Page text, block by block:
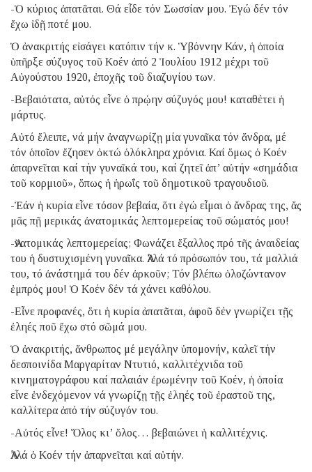
-Ὁ κύριος ἀπατᾶται. Θά εἶδε τόν Σωσσίαν μου. Ἐγώ δέν τόν
ἔχω ἰδῇ ποτέ μου.
Ὁ ἀνακριτής εἰσάγει κατόπιν τήν κ. Ὑβόννην Κάν, ἡ ὁποία
ὑπῆρξε σύζυγος τοῦ Κοέν ἀπό 2 Ἰουλίου 1912 μέχρι τοῦ
Αὐγούστου 1920, ἐποχῆς τοῦ διαζυγίου των.
-Βεβαιότατα, αὐτός εἶνε ὁ πρῴην σύζυγός μου! καταθέτει ἡ
μάρτυς.
Αὐτό ἔλειπε, νά μήν ἀναγνωρίζῃ μία γυναῖκα τόν ἄνδρα, μέ
τόν ὁποῖον ἔζησεν ὀκτώ ὁλόκληρα χρόνια. Καί ὅμως ὁ Κοέν
ἀπαρνεῖται καί τήν γυναῖκά του, καί ζητεῖ ἀπ’ αὐτήν «σημάδια
τοῦ κορμιοῦ», ὅπως ἡ ἡρωΐς τοῦ δημοτικοῦ τραγουδιοῦ.
-Ἐάν ἡ κυρία εἶνε τόσον βεβαία, ὅτι ἐγώ εἶμαι ὁ ἄνδρας της, ἄς
μᾶς πῇ μερικάς ἀνατομικάς λεπτομερείας τοῦ σώματός μου!
-Ἀνατομικάς λεπτομερείας; Φωνάζει ἔξαλλος πρό τῆς ἀναιδείας
του ἡ δυστυχισμένη γυναῖκα. Ἀλλά τό πρόσωπόν του, τά μαλλιά
του, τό ἀνάστημά του δέν ἀρκοῦν; Τόν βλέπω ὁλοζώντανον
ἐμπρός μου! Ὁ Κοέν δέν τά χάνει καθόλου.
-Εἶνε προφανές, ὅτι ἡ κυρία ἀπατᾶται, ἀφοῦ δέν γνωρίζει τῇς
ἐληές ποῦ ἔχω στό σῶμά μου.
Ὁ ἀνακριτής, ἄνθρωπος μέ μεγάλην ὑπομονήν, καλεῖ τήν
δεσποινίδα Μαργαρίταν Ντυτιό, καλλιτέχνιδα τοῦ
κινηματογράφου καί παλαιάν ἐρωμένην τοῦ Κοέν, ἡ ὁποία
εἶνε ἐνδεχόμενον νά γνωρίζῃ τῇς ἐληές τοῦ ἐραστοῦ της,
καλλίτερα ἀπό τήν σύζυγόν του.
-Αὐτός εἶνε! Ὅλος κι’ ὅλος… βεβαιώνει ἡ καλλιτέχνις.
Ἀλλά ὁ Κοέν τήν ἀπαρνεῖται καί αὐτήν.